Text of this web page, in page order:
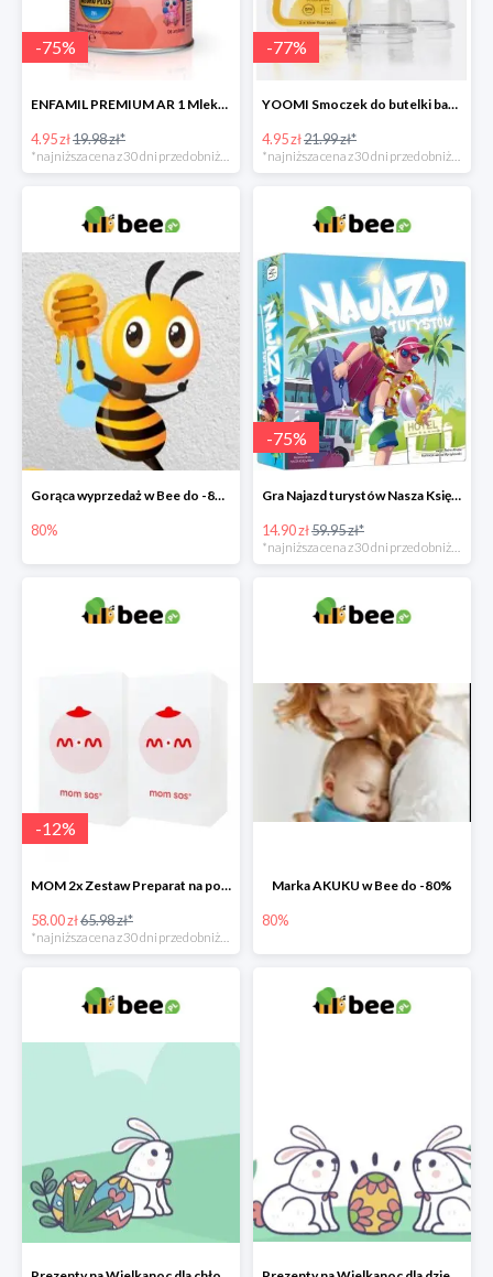
-75%
ENFAMIL PREMIUM AR 1 Mleko początkowe dla niemowląt -75%
4.95 zł19.98 zł*
*najniższa cena z 30 dni przed obniżką
-77%
YOOMI Smoczek do butelki bardzo wolny przepływ 0 m+ 2 szt. -77%
4.95 zł21.99 zł*
*najniższa cena z 30 dni przed obniżką
Gorąca wyprzedaż w Bee do -80%
80%
-75%
Gra Najazd turystów Nasza Księgarnia -75%
14.90 zł59.95 zł*
-12%
MOM 2x Zestaw Preparat na poprawę laktacji na mleku słodowym -12%
58.00 zł65.98 zł*
*najniższa cena z 30 dni przed obniżką
Marka AKUKU w Bee do -80%
80%